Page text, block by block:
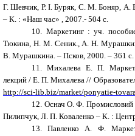
Г. Шевчик, Р. І. Буряк, С. М. Боняр, А.
– К. : «Наш час» , 2007.- 504 c.
10.
Маркетинг : уч.
Тюкина, Н. М. Сеник., А. Н.
В. Мурашкина. – Псков, 2000. – 361 с.
11.
Михалева Е. П.
лекций / Е. П. Михалева //
http://sci-lib.biz/market/ponyatie-
12. Оснач О. Ф. Промисловий
Пилипчук, Л. П. Коваленко – К. :
13.
Павленко А. Ф.